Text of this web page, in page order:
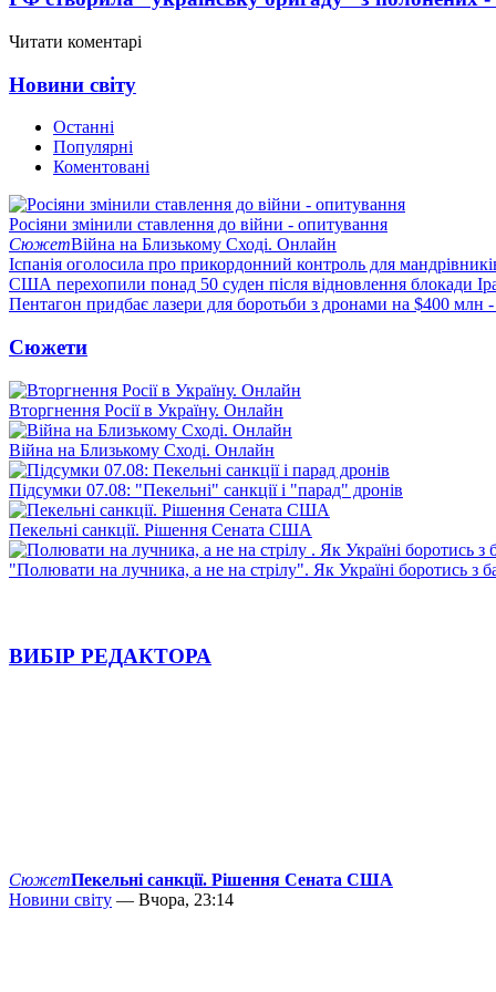
Читати коментарі
Новини світу
Останні
Популярні
Коментовані
Росіяни змінили ставлення до війни - опитування
СюжетВійна на Близькому Сході. Онлайн
Іспанія оголосила про прикордонний контроль для мандрівників
США перехопили понад 50 суден після відновлення блокади
Пентагон придбає лазери для боротьби з дронами на $400 млн
Сюжети
Вторгнення Росії в Україну. Онлайн
Війна на Близькому Сході. Онлайн
Підсумки 07.08: "Пекельні" санкції і "парад" дронів
Пекельні санкції. Рішення Сената США
"Полювати на лучника, а не на стрілу". Як Україні боротись з
ВИБІР РЕДАКТОРА
СюжетПекельні санкції. Рішення Сената США
Новини світу — Вчора, 23:14